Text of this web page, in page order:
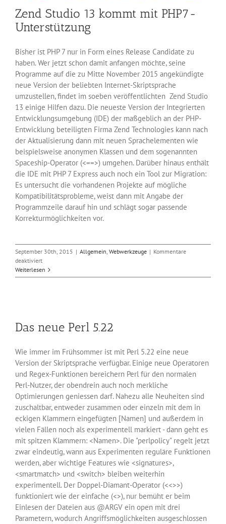
Zend Studio 13 kommt mit PHP7-
Unterstützung
Bisher ist PHP 7 nur in Form eines Release Candidate zu
haben. Wer jetzt schon damit anfangen möchte, seine
Programme auf die zu Mitte November 2015 angekündigte
neue Version der beliebten Internet-Skriptsprache
umzustellen, findet im soeben veröffentlichten Zend Studio
13 einige Hilfen dazu. Die neueste Version der Integrierten
Entwicklungsumgebung (IDE) der maßgeblich an der PHP-
Entwicklung beteiligten Firma Zend Technologies kann nach
der Aktualisierung dann mit neuen Sprachelementen wie
beispielsweise anonymen Klassen und dem sogenannten
Spaceship-Operator (<==>) umgehen. Darüber hinaus enthält
die IDE mit PHP 7 Express auch noch ein Tool zur Migration:
Es untersucht die vorhandenen Projekte auf mögliche
Kompatibilitätsprobleme, weist dann mit Angabe der
Programmzeile darauf hin und schlägt sogar passende
Korrekturmöglichkeiten vor.
September 30th, 2015 | Allgemein, Webwerkzeuge | Kommentare
deaktiviertfür
Zend
Studio
Unterstützung
Weiterlesen
Das neue Perl 5.22
Wie immer im Frühsommer ist mit Perl 5.22 eine neue
Version der Skriptsprache verfügbar. Einige neue Operatoren
und Regex-Funktionen bereichern Perl für den normalen
Perl-Nutzer, der obendrein auch noch merkliche
Optimierungen geniessen darf. Nahezu alle Neuheiten sind
zuschaltbar, entweder zusammen oder einzeln mit dem in
eckigen Klammern eingefügten [Namen] und außerdem in
vielen Fällen noch als experimentell markiert - dann geht es
mit spitzen Klammern: <Namen>. Die "perlpolicy" regelt jetzt
zwar eindeutig, wann aus Experimenten reguläre Funktionen
werden, aber wichtige Features wie <signatures>,
<smartmatch> und <switch> bleiben weiterhin
experimentell. Der Doppel-Diamant-Operator (<<>>)
funktioniert wie der einfache (<>), nur bemüht er beim
Einlesen der Dateien aus @ARGV ein open mit drei
Parametern, wodurch Angriffsmöglichkeiten ausgeschlossen